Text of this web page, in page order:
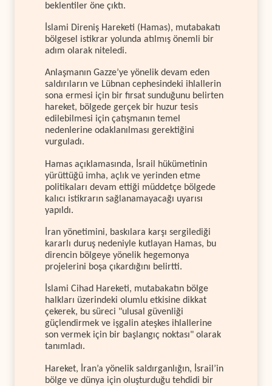
beklentiler öne çıktı.
İslami Direniş Hareketi (Hamas), mutabakatı
bölgesel istikrar yolunda atılmış önemli bir
adım olarak niteledi.
Anlaşmanın Gazze’ye yönelik devam eden
saldırıların ve Lübnan cephesindeki ihlallerin
sona ermesi için bir fırsat sunduğunu belirten
hareket, bölgede gerçek bir huzur tesis
edilebilmesi için çatışmanın temel
nedenlerine odaklanılması gerektiğini
vurguladı.
Hamas açıklamasında, İsrail hükümetinin
yürüttüğü imha, açlık ve yerinden etme
politikaları devam ettiği müddetçe bölgede
kalıcı istikrarın sağlanamayacağı uyarısı
yapıldı.
İran yönetimini, baskılara karşı sergilediği
kararlı duruş nedeniyle kutlayan Hamas, bu
direncin bölgeye yönelik hegemonya
projelerini boşa çıkardığını belirtti.
İslami Cihad Hareketi, mutabakatın bölge
halkları üzerindeki olumlu etkisine dikkat
çekerek, bu süreci "ulusal güvenliği
güçlendirmek ve işgalin ateşkes ihlallerine
son vermek için bir başlangıç noktası" olarak
tanımladı.
Hareket, İran’a yönelik saldırganlığın, İsrail’in
bölge ve dünya için oluşturduğu tehdidi bir